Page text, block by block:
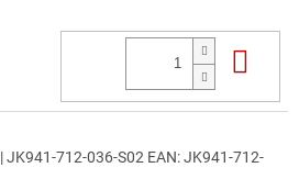
| JK941-712-036-S02 EAN:JK941-712-